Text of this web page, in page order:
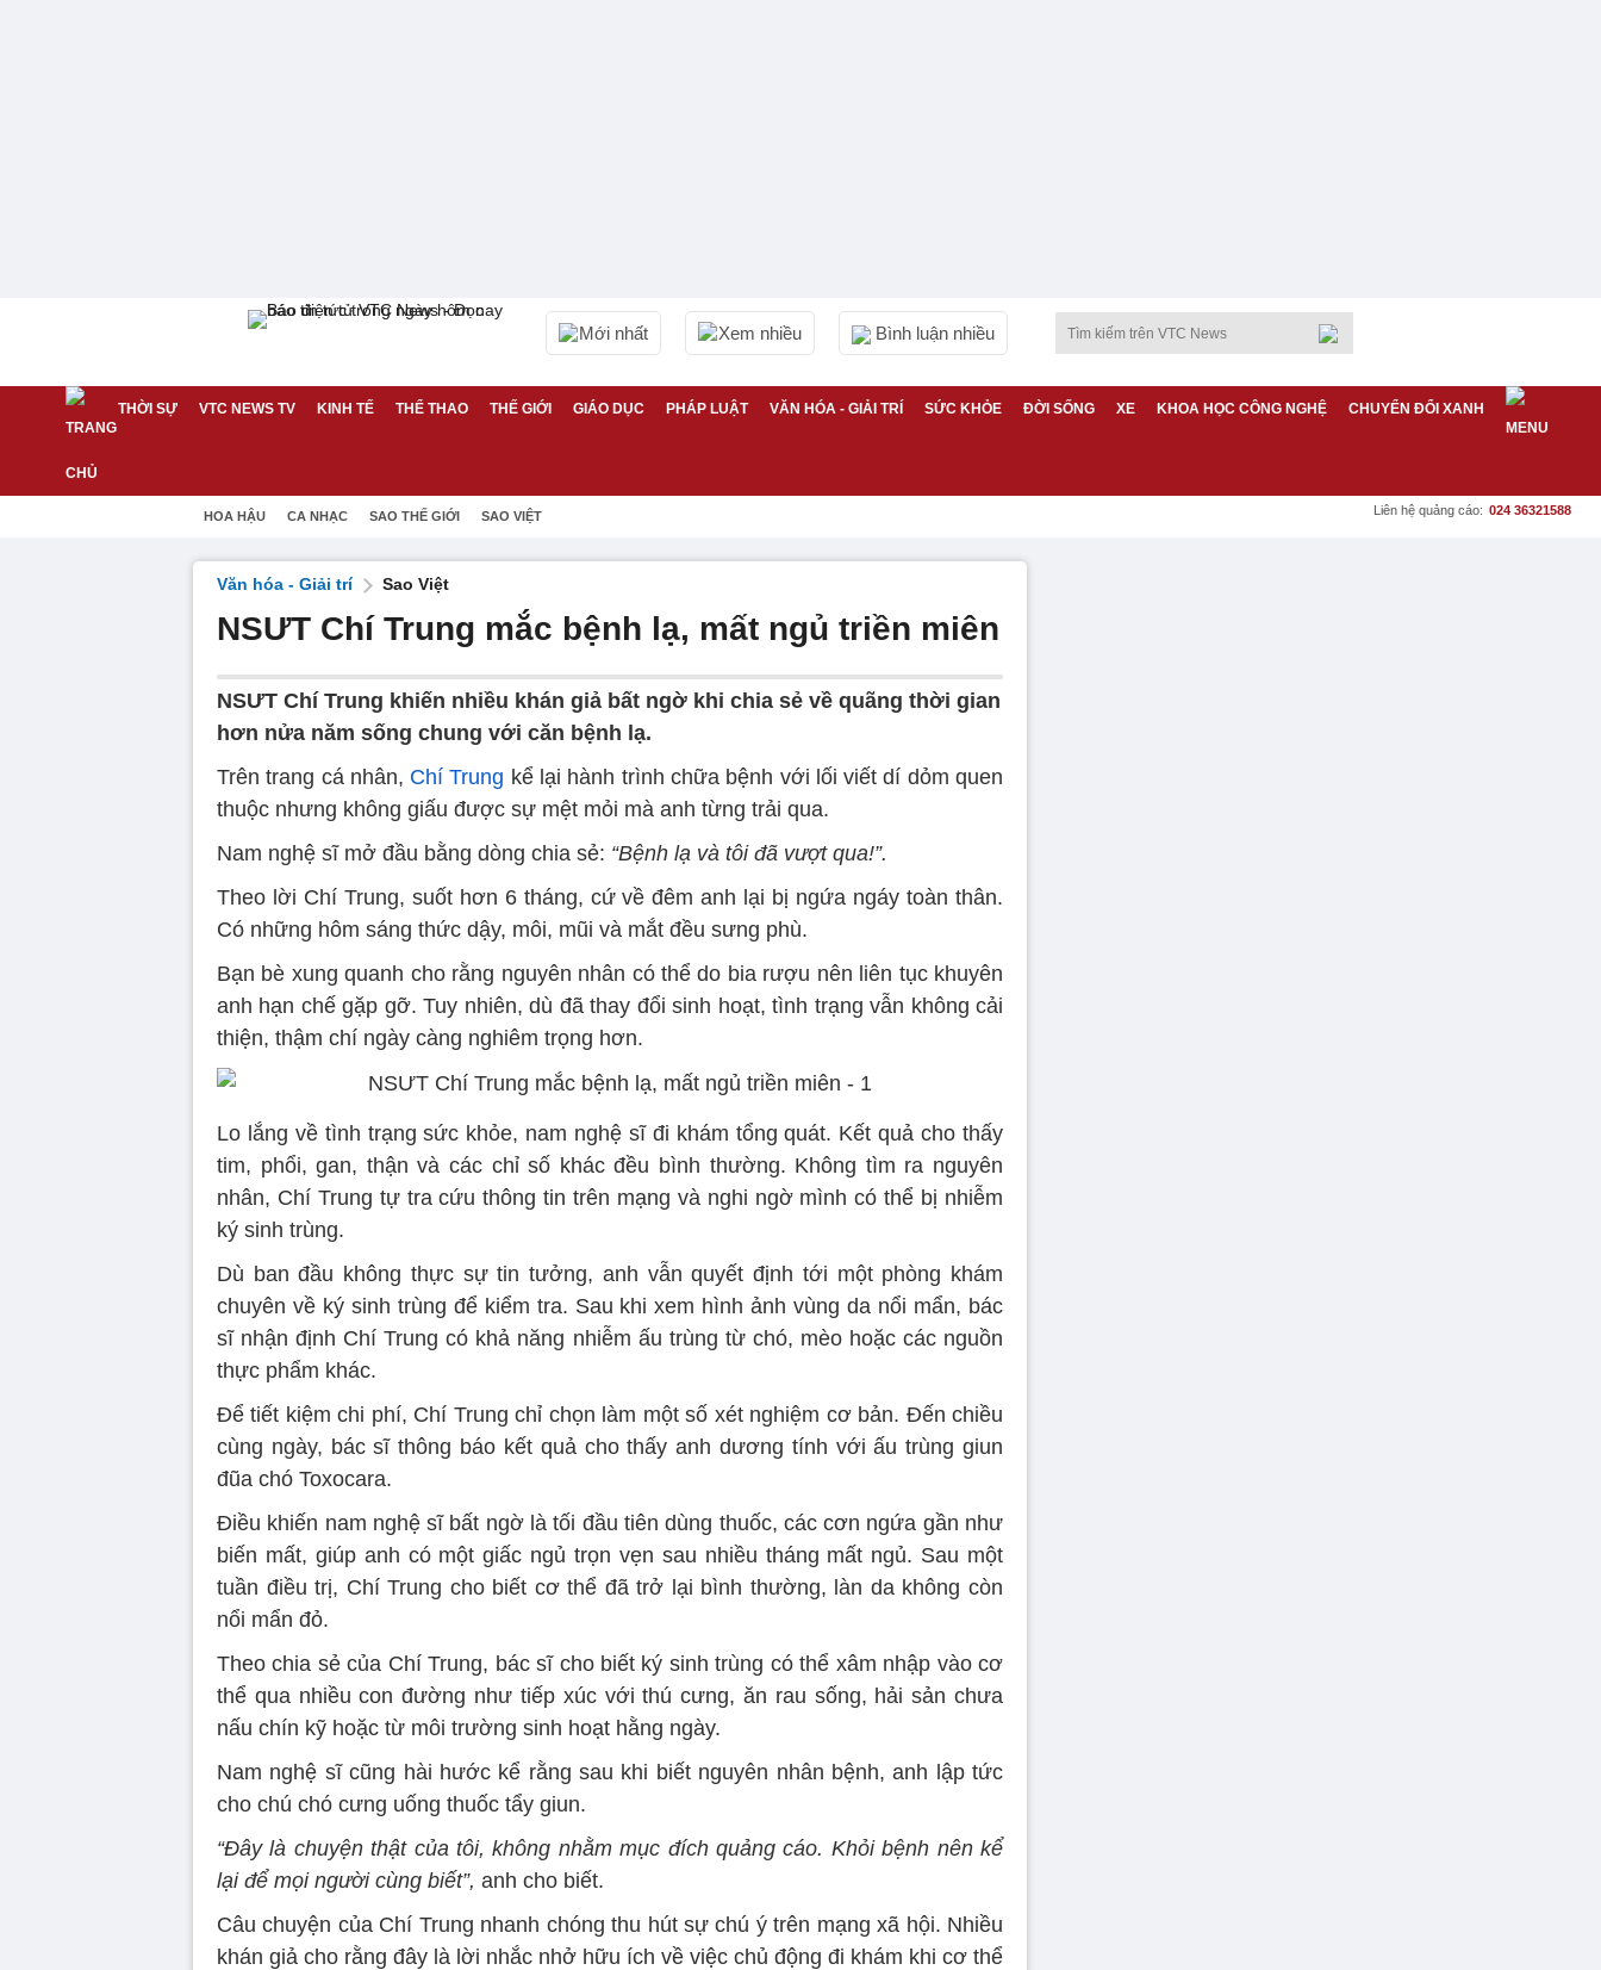
Mới nhất Xem nhiều Bình luận nhiều
THỜI SỰ VTC NEWS TV KINH TẾ THỂ THAO THẾ GIỚI GIÁO DỤC PHÁP LUẬT VĂN HÓA - GIẢI TRÍ SỨC KHỎE ĐỜI SỐNG XE KHOA HỌC CÔNG NGHỆ CHUYỂN ĐỔI XANH
HOA HẬU CA NHẠC SAO THẾ GIỚI SAO VIỆT Liên hệ quảng cáo: 024 36321588
Văn hóa - Giải trí Sao Việt
NSƯT Chí Trung mắc bệnh lạ, mất ngủ triền miên
NSƯT Chí Trung khiến nhiều khán giả bất ngờ khi chia sẻ về quãng thời gian
hơn nửa năm sống chung với căn bệnh lạ.
Trên trang cá nhân, Chí Trung kể lại hành trình chữa bệnh với lối viết dí dỏm quen
thuộc nhưng không giấu được sự mệt mỏi mà anh từng trải qua.
Nam nghệ sĩ mở đầu bằng dòng chia sẻ: “Bệnh lạ và tôi đã vượt qua!”.
Theo lời Chí Trung, suốt hơn 6 tháng, cứ về đêm anh lại bị ngứa ngáy toàn thân.
Có những hôm sáng thức dậy, môi, mũi và mắt đều sưng phù.
Bạn bè xung quanh cho rằng nguyên nhân có thể do bia rượu nên liên tục khuyên
anh hạn chế gặp gỡ. Tuy nhiên, dù đã thay đổi sinh hoạt, tình trạng vẫn không cải
thiện, thậm chí ngày càng nghiêm trọng hơn.
Lo lắng về tình trạng sức khỏe, nam nghệ sĩ đi khám tổng quát. Kết quả cho thấy
tim, phổi, gan, thận và các chỉ số khác đều bình thường. Không tìm ra nguyên
nhân, Chí Trung tự tra cứu thông tin trên mạng và nghi ngờ mình có thể bị nhiễm
ký sinh trùng.
Dù ban đầu không thực sự tin tưởng, anh vẫn quyết định tới một phòng khám
chuyên về ký sinh trùng để kiểm tra. Sau khi xem hình ảnh vùng da nổi mẩn, bác
sĩ nhận định Chí Trung có khả năng nhiễm ấu trùng từ chó, mèo hoặc các nguồn
thực phẩm khác.
Để tiết kiệm chi phí, Chí Trung chỉ chọn làm một số xét nghiệm cơ bản. Đến chiều
cùng ngày, bác sĩ thông báo kết quả cho thấy anh dương tính với ấu trùng giun
đũa chó Toxocara.
Điều khiến nam nghệ sĩ bất ngờ là tối đầu tiên dùng thuốc, các cơn ngứa gần như
biến mất, giúp anh có một giấc ngủ trọn vẹn sau nhiều tháng mất ngủ. Sau một
tuần điều trị, Chí Trung cho biết cơ thể đã trở lại bình thường, làn da không còn
nổi mẩn đỏ.
Theo chia sẻ của Chí Trung, bác sĩ cho biết ký sinh trùng có thể xâm nhập vào cơ
thể qua nhiều con đường như tiếp xúc với thú cưng, ăn rau sống, hải sản chưa
nấu chín kỹ hoặc từ môi trường sinh hoạt hằng ngày.
Nam nghệ sĩ cũng hài hước kể rằng sau khi biết nguyên nhân bệnh, anh lập tức
cho chú chó cưng uống thuốc tẩy giun.
“Đây là chuyện thật của tôi, không nhằm mục đích quảng cáo. Khỏi bệnh nên kể
lại để mọi người cùng biết”, anh cho biết.
Câu chuyện của Chí Trung nhanh chóng thu hút sự chú ý trên mạng xã hội. Nhiều
khán giả cho rằng đây là lời nhắc nhở hữu ích về việc chủ động đi khám khi cơ thể